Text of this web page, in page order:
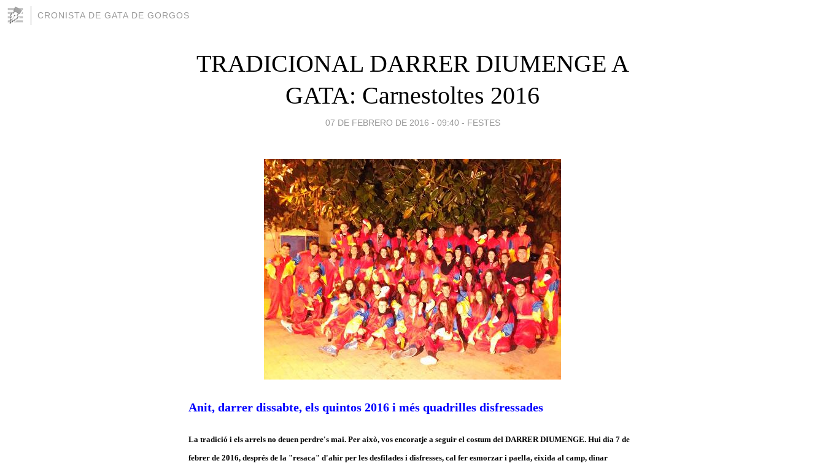
CRONISTA DE GATA DE GORGOS
TRADICIONAL DARRER DIUMENGE A
GATA: Carnestoltes 2016
07 DE FEBRERO DE 2016 - 09:40 - FESTES
Anit, darrer dissabte, els quintos 2016 i més quadrilles disfressades
La tradició i els arrels no deuen perdre's mai. Per això, vos encoratje a seguir el costum del DARRER DIUMENGE. Hui dia 7 de
febrer de 2016, després de la "resaca" d'ahir per les desfilades i disfresses, cal fer esmorzar i paella, eixida al camp, dinar